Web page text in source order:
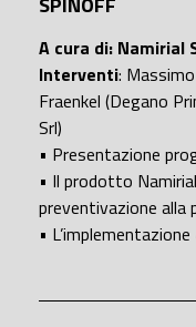
A cura di: Namirial
Interventi:
Fraenkel (Degano
Srl)
• Presentazione
• Il prodotto
preventivazione alla
• L’implementazione